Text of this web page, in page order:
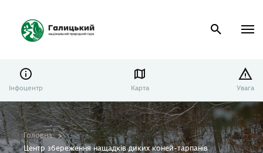
Інфоцентр Карта Увага
Головна
Центр збереження нащадків диких коней-тарпанів